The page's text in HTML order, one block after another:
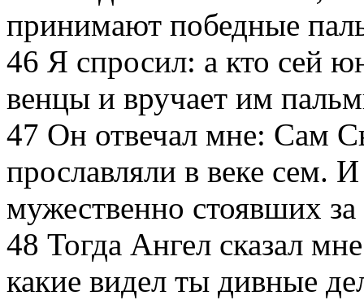
принимают победные
46 Я спросил: а кто сей
венцы и вручает им
47 Он отвечал мне: Сам
прославляли в веке сем.
мужественно стоявших
48 Тогда Ангел сказал
какие видел ты дивные